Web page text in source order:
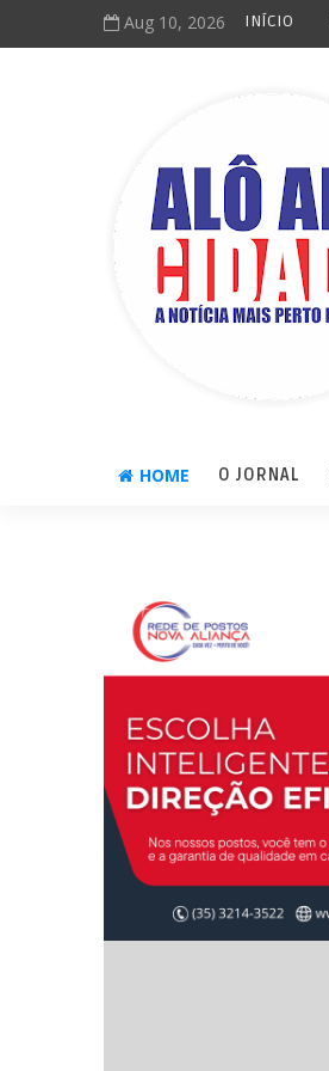
Aug 10, 2026 INÍCIO
HOME O JORNAL